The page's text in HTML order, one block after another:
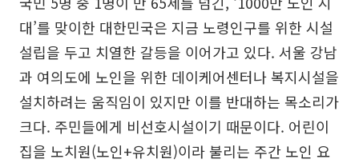
대’를 맞이한 대한민국은 지금 노령인구를 위한 시설
설립을 두고 치열한 갈등을 이어가고 있다. 서울 강남
과 여의도에 노인을 위한 데이케어센터나 복지시설을
설치하려는 움직임이 있지만 이를 반대하는 목소리가
크다. 주민들에게 비선호시설이기 때문이다. 어린이
집을 노치원(노인+유치원)이라 불리는 주간 노인 요